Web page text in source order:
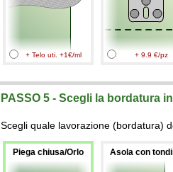
+ Telo uti. +1€/ml + 9.9 €/pz
PASSO 5 - Scegli la bordatura
Scegli quale lavorazione (bordatura)
Piega chiusa/Orlo Asola con